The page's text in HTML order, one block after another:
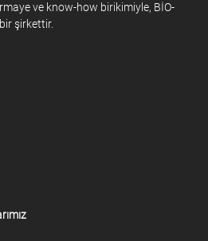
ve know-how birikimiyle, BİO-
şirkettir.